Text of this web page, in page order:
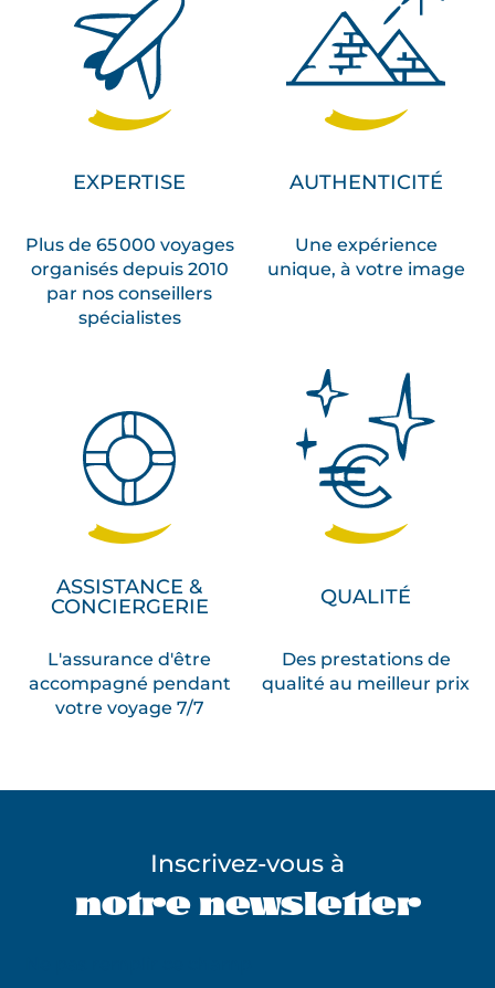
EXPERTISE
Plus de 65 000 voyages
organisés depuis 2010
par nos conseillers
spécialistes
AUTHENTICITÉ
Une expérience
unique, à votre image
ASSISTANCE &
CONCIERGERIE
L'assurance d'être
accompagné pendant
votre voyage 7/7
QUALITÉ
Des prestations de
qualité au meilleur prix
Inscrivez-vous à
notre newsletter